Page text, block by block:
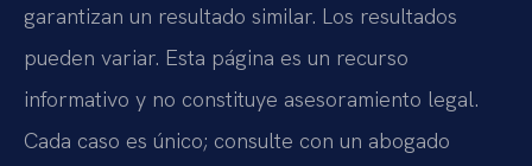
garantizan un resultado similar. Los resultados
pueden variar. Esta página es un recurso
informativo y no constituye asesoramiento legal.
Cada caso es único; consulte con un abogado